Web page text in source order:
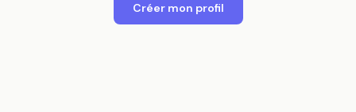
Créer mon profil